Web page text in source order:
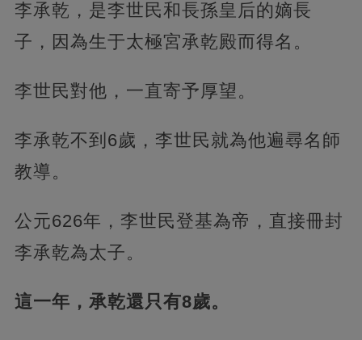
李承乾，是李世民和長孫皇后的嫡長
子，因為生于太極宮承乾殿而得名。
李世民對他，一直寄予厚望。
李承乾不到6歲，李世民就為他遍尋名師
教導。
公元626年，李世民登基為帝，直接冊封
李承乾為太子。
這一年，承乾還只有8歲。